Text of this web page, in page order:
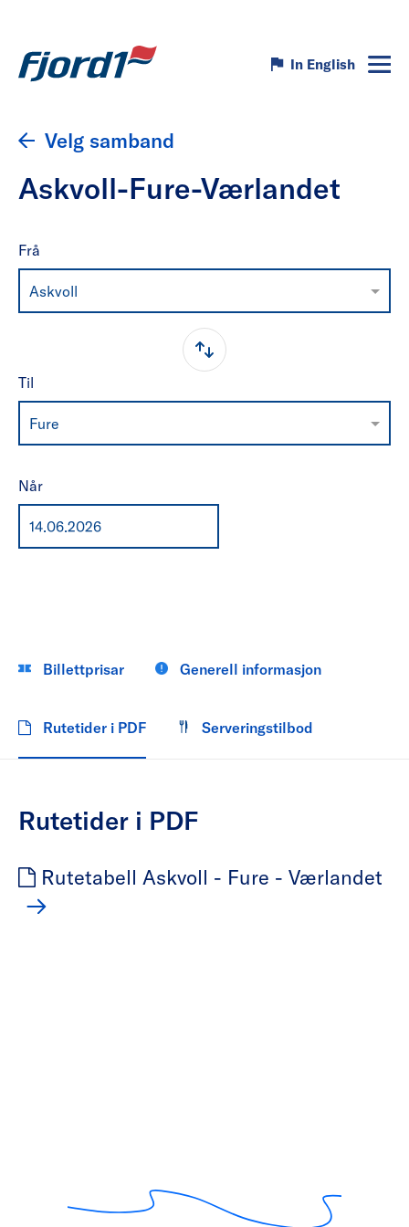
In English
Velg samband
Askvoll-Fure-Værlandet
Frå
Askvoll
Til
Fure
Når
Billettprisar Generell informasjon
Rutetider i PDF Serveringstilbod
Rutetider i PDF
Rutetabell Askvoll - Fure - Værlandet